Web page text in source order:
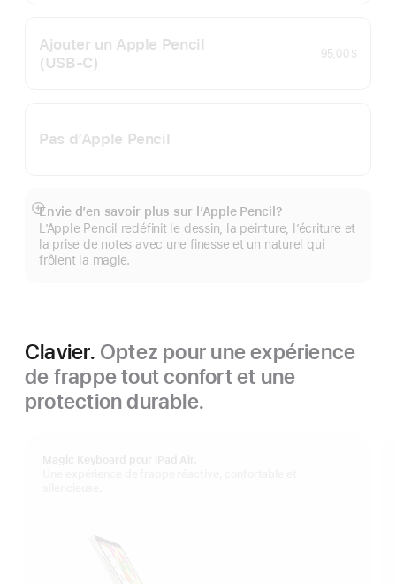
Ajouter un Apple Pencil
(USB-C)
95,00 $
Pas d’Apple Pencil
Envie d’en savoir plus sur l’Apple Pencil?
L’Apple Pencil redéfinit le dessin, la peinture, l’écriture et
la prise de notes avec une finesse et un naturel qui
frôlent la magie.
En
montrer
plus
Clavier. Optez pour une expérience
de frappe tout confort et une
protection durable.